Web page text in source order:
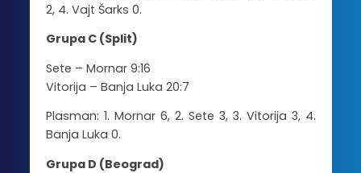
2, 4. Vajt Šarks 0.
Grupa C (Split)
Sete – Mornar 9:16
Vitorija – Banja Luka 20:7
Plasman: 1. Mornar 6, 2. Sete 3, 3. Vitorija 3, 4.
Banja Luka 0.
Grupa D (Beograd)